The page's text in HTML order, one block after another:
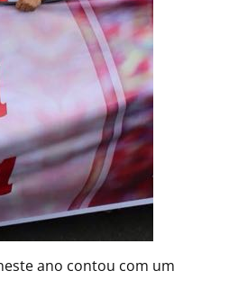
ano contou com um